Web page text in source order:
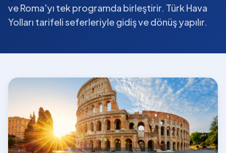
ve Roma'yı tek programda birleştirir. Türk Hava
Yolları tarifeli seferleriyle gidiş ve dönüş yapılır.